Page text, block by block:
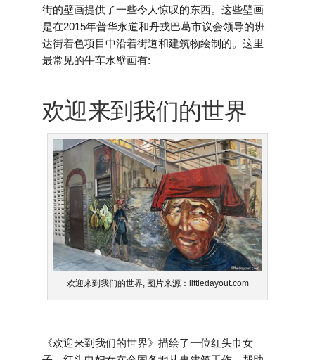
街的壁画提供了一些令人惊叹的东西。这些壁画
是在2015年普华永道和丹戎巴葛市议会领导的班
达街着色项目中沿着街道和建筑物绘制的。这里
最常见的牛车水壁画有:
欢迎来到我们的世界
欢迎来到我们的世界, 图片来源：littledayout.com
《欢迎来到我们的世界》描绘了一位红头巾女